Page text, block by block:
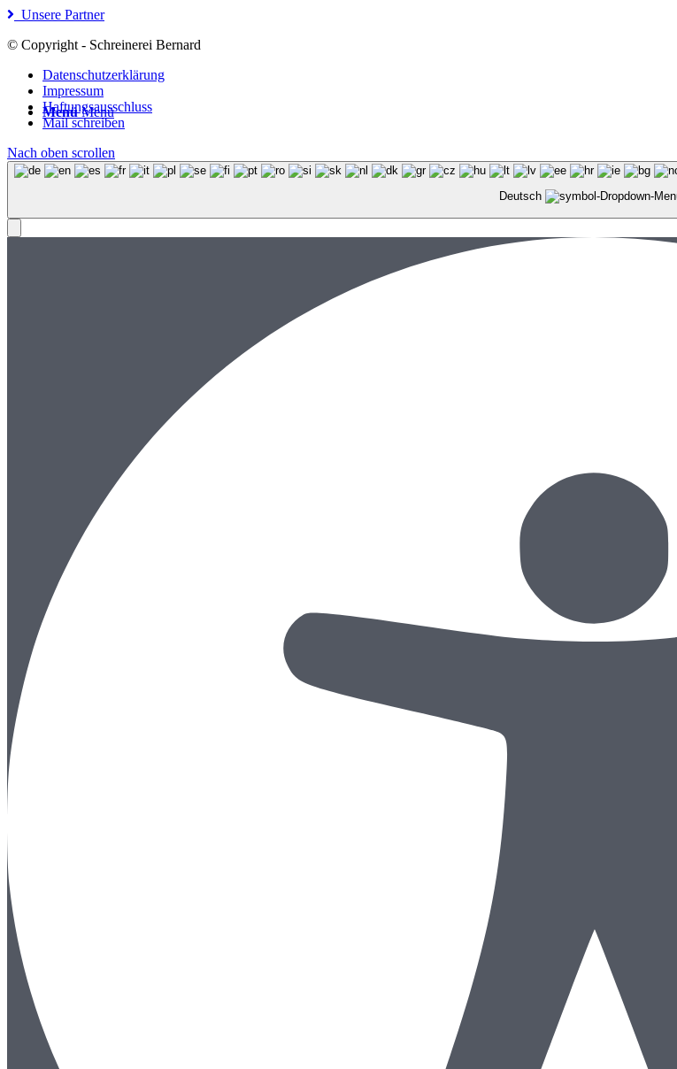
Menü Menü
Unsere Partner
© Copyright - Schreinerei Bernard
Datenschutzerklärung
Impressum
Haftungsausschluss
Mail schreiben
Nach oben scrollen
Deutsch